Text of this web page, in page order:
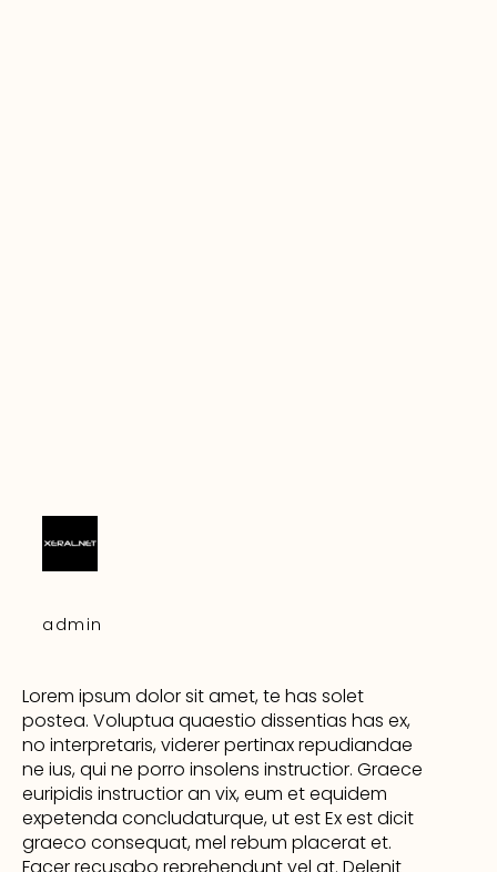
admin
Lorem ipsum dolor sit amet, te has solet
postea. Voluptua quaestio dissentias has ex,
no interpretaris, viderer pertinax repudiandae
ne ius, qui ne porro insolens instructior. Graece
euripidis instructior an vix, eum et equidem
expetenda concludaturque, ut est Ex est dicit
graeco consequat, mel rebum placerat et.